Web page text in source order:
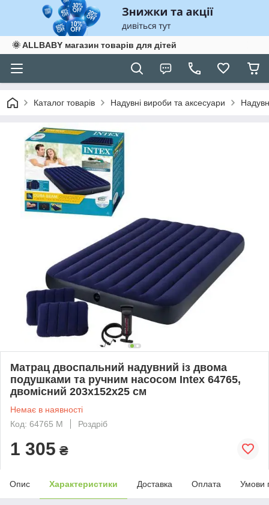
🌞 ALLBABY магазин товарів для дітей
Каталог товарів Надувні вироби та аксесуари
Матрац двоспальний надувний із двома
подушками та ручним насосом Intex 64765,
двомісний 203х152х25 см
Немає в наявності
Код: 64765 М
Роздріб
1 305 ₴
Опис Характеристики Доставка Оплата Умови